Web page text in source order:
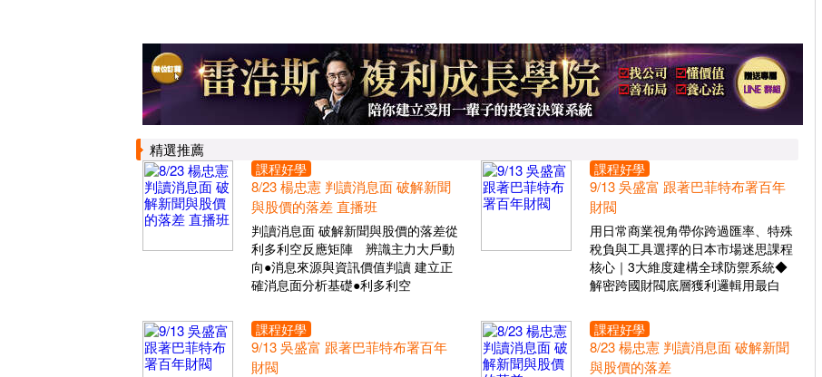
精選推薦
課程好學
8/23 楊忠憲 判讀消息面 破解新聞
與股價的落差 直播班
判讀消息面 破解新聞與股價的落差從
利多利空反應矩陣 辨識主力大戶動
向●消息來源與資訊價值判讀 建立正
確消息面分析基礎●利多利空
課程好學
9/13 吳盛富 跟著巴菲特布署百年
財閥
用日常商業視角帶你跨過匯率、特殊
稅負與工具選擇的日本市場迷思課程
核心｜3大維度建構全球防禦系統◆
解密跨國財閥底層獲利邏輯用最白
課程好學
9/13 吳盛富 跟著巴菲特布署百年
財閥
課程好學
8/23 楊忠憲 判讀消息面 破解新聞
與股價的落差